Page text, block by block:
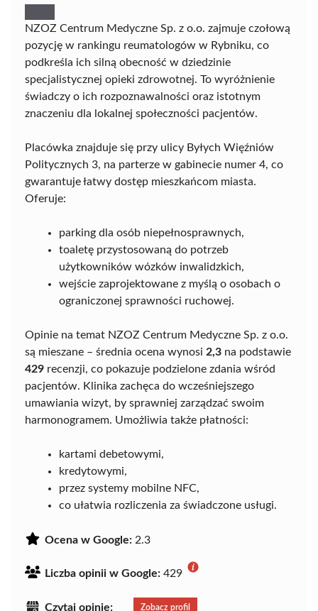
NZOZ Centrum Medyczne Sp. z o.o. zajmuje czołową
pozycję w rankingu reumatologów w Rybniku, co
podkreśla ich silną obecność w dziedzinie
specjalistycznej opieki zdrowotnej. To wyróżnienie
świadczy o ich rozpoznawalności oraz istotnym
znaczeniu dla lokalnej społeczności pacjentów.
Placówka znajduje się przy ulicy Byłych Więźniów
Politycznych 3, na parterze w gabinecie numer 4, co
gwarantuje łatwy dostęp mieszkańcom miasta.
Oferuje:
parking dla osób niepełnosprawnych,
toaletę przystosowaną do potrzeb
użytkowników wózków inwalidzkich,
wejście zaprojektowane z myślą o osobach o
ograniczonej sprawności ruchowej.
Opinie na temat NZOZ Centrum Medyczne Sp. z o.o.
są mieszane – średnia ocena wynosi 2,3 na podstawie
429 recenzji, co pokazuje podzielone zdania wśród
pacjentów. Klinika zachęca do wcześniejszego
umawiania wizyt, by sprawniej zarządzać swoim
harmonogramem. Umożliwia także płatności:
kartami debetowymi,
kredytowymi,
przez systemy mobilne NFC,
co ułatwia rozliczenia za świadczone usługi.
Ocena w Google: 2.3
Liczba opinii w Google: 429
Czytaj opinie: Zobacz profil